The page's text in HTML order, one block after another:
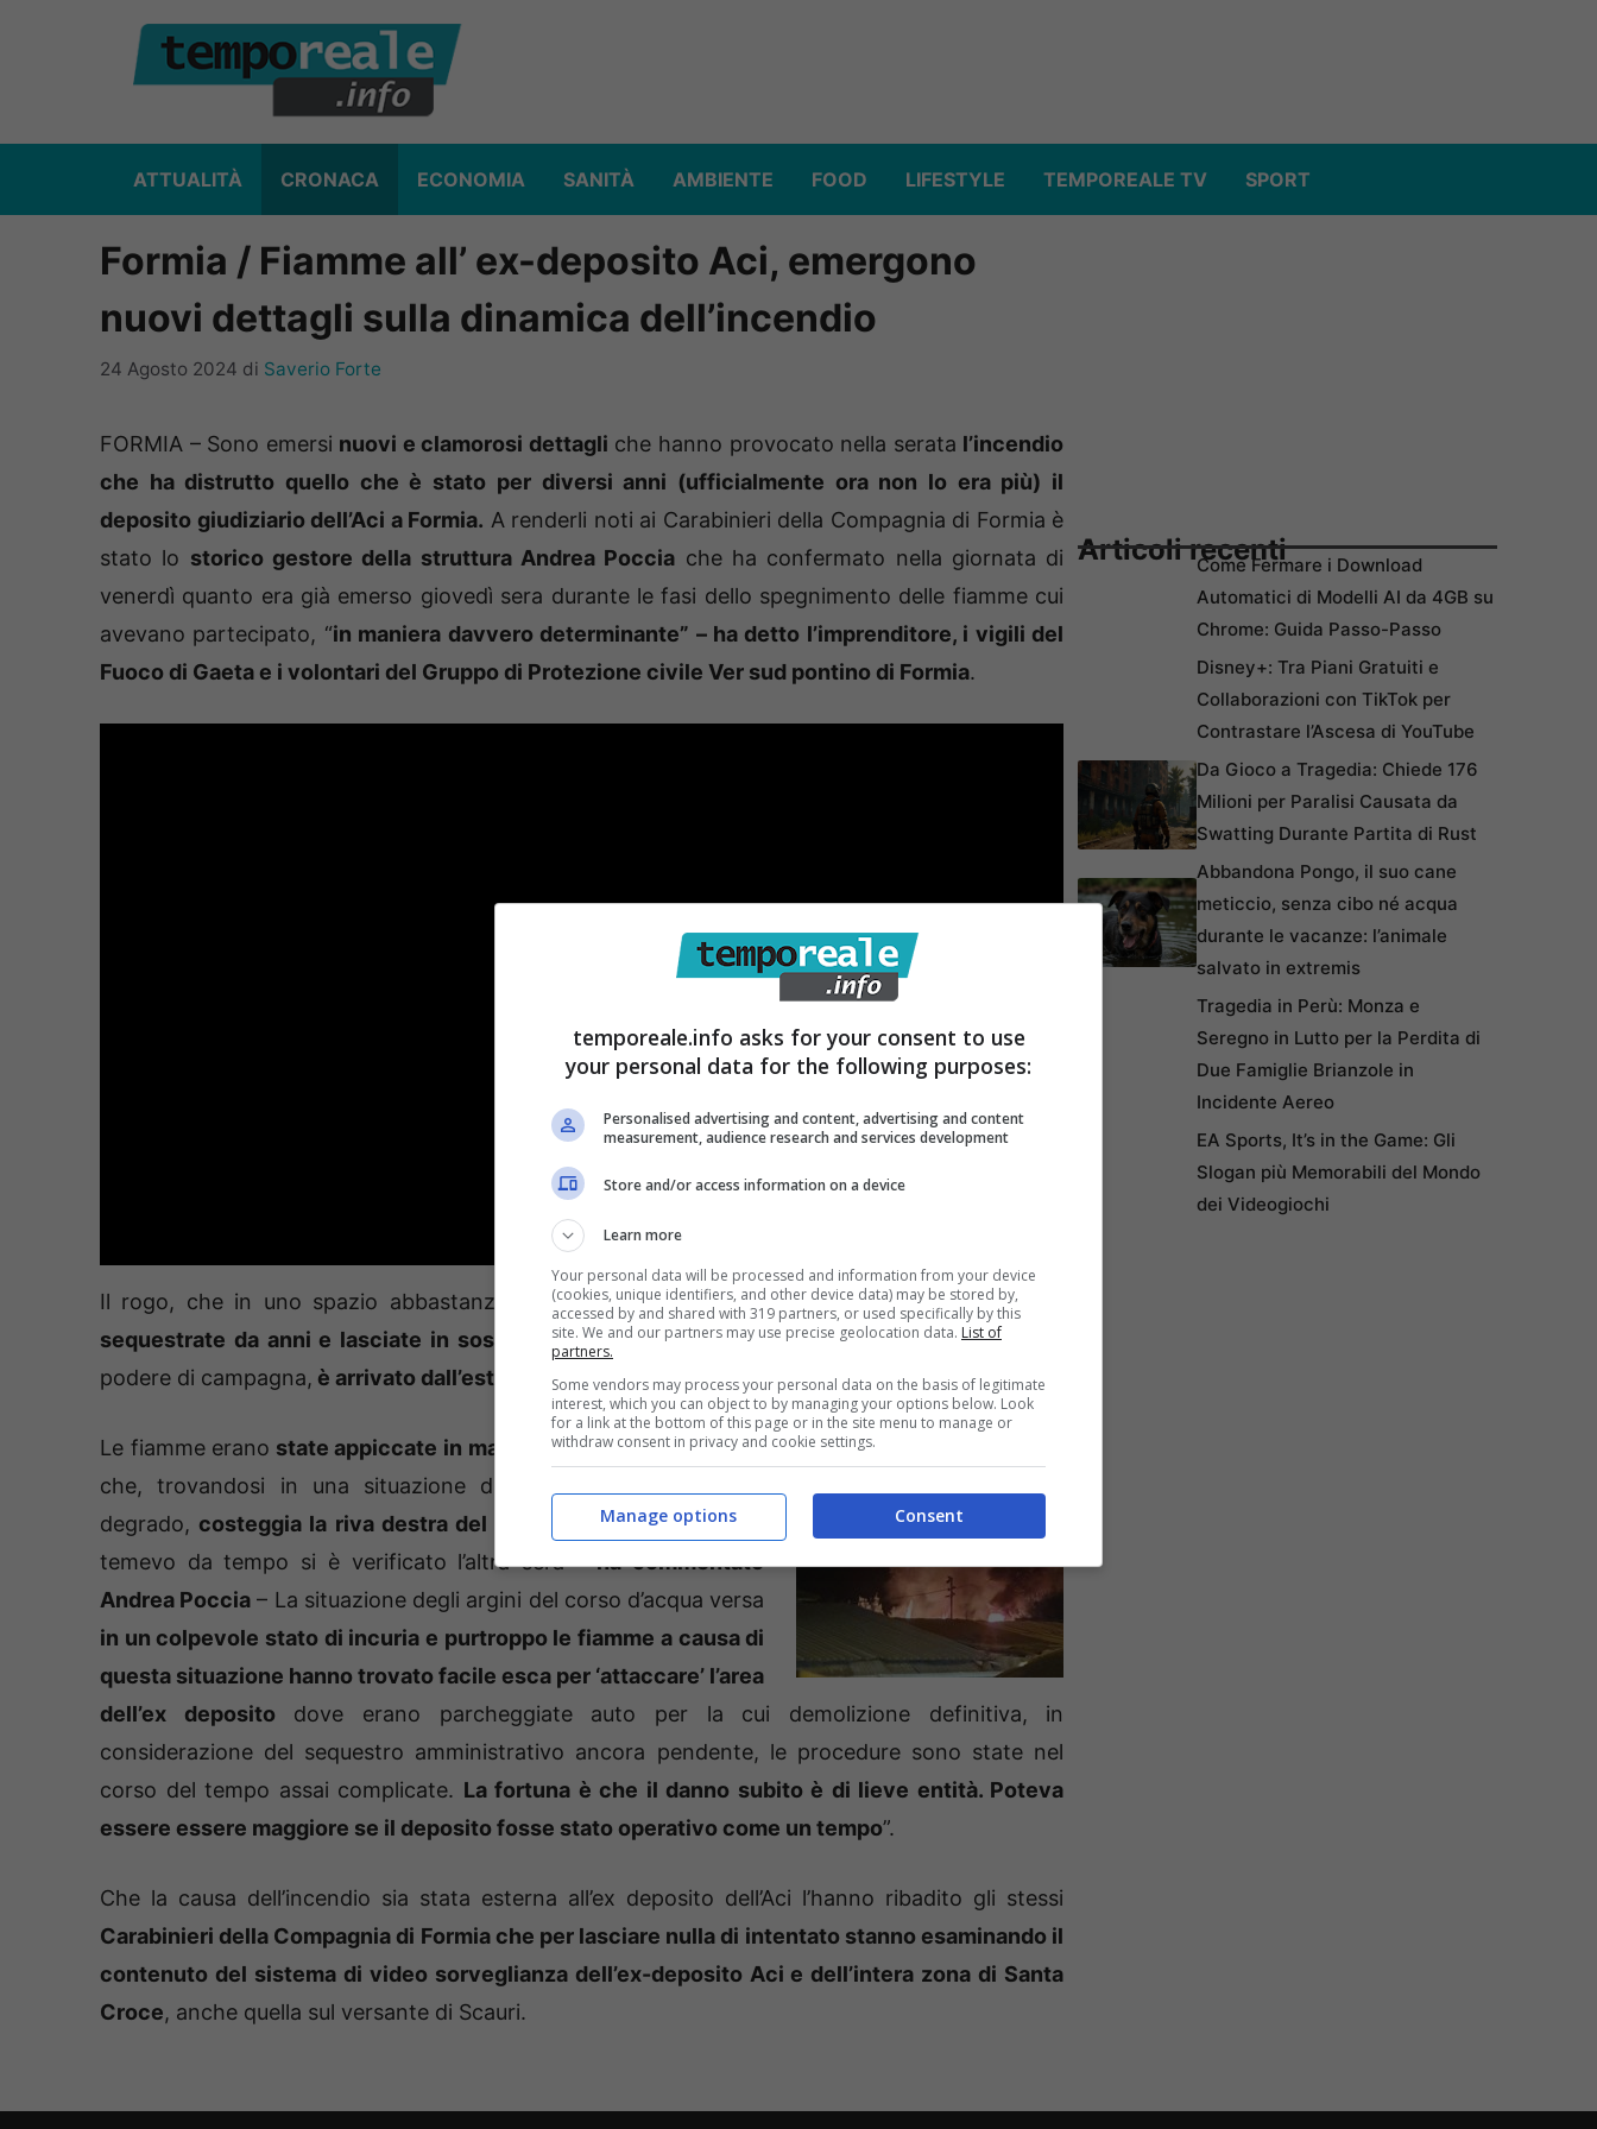
ATTUALITÀ CRONACA ECONOMIA SANITÀ AMBIENTE FOOD LIFESTYLE TEMPOREALE TV SPORT
Formia / Fiamme all’ ex-deposito Aci, emergono
nuovi dettagli sulla dinamica dell’incendio
24 Agosto 2024 di Saverio Forte
FORMIA – Sono emersi nuovi e clamorosi dettagli che hanno provocato nella serata l’incendio
che ha distrutto quello che è stato per diversi anni (ufficialmente ora non lo era più) il
deposito giudiziario dell’Aci a Formia. A renderli noti ai Carabinieri della Compagnia di Formia è
stato lo storico gestore della struttura Andrea Poccia che ha confermato nella giornata di
venerdì quanto era già emerso giovedì sera durante le fasi dello spegnimento delle fiamme cui
avevano partecipato, “in maniera davvero determinante” – ha detto l’imprenditore, i vigili del
Fuoco di Gaeta e i volontari del Gruppo di Protezione civile Ver sud pontino di Formia.
Il rogo, che in uno spazio abbastanza ristrettoha incenerito otto auto di privati cittadini
sequestrate da anni e lasciate in sosta
questo abbandonato
podere di campagna, è arrivato dall’esterno dell’ex deposito Aci.
Le fiamme erano state appiccate in maniera dolosa in un terreno
che, trovandosi in una situazione di completo abbandono e
degrado, costeggia la riva destra del Rio Santa Croce. “Quanto
temevo da tempo si è verificato l’altra sera –ha commentato
Andrea Poccia – La situazione degli argini del corso d’acqua versa
in un colpevole stato di incuria e purtroppo le fiamme a causa di
questa situazione hanno trovato facile esca per ‘attaccare’ l’area
dell’ex depositodove erano parcheggiate auto per la cui demolizione definitiva, in
considerazione del sequestro amministrativo ancora pendente, le procedure sono state nel
corso del tempo assai complicate. La fortuna è che il danno subito è di lieve entità. Poteva
essere essere maggiore se il deposito fosse stato operativo come un tempo”.
Che la causa dell’incendio sia stata esterna all’ex deposito dell’Aci l’hanno ribadito gli stessi
Carabinieri della Compagnia di Formia che per lasciare nulla di intentato stanno esaminando il
contenuto del sistema di video sorveglianza dell’ex-deposito Aci e dell’intera zona di Santa
Croce, anche quella sul versante di Scauri.
Articoli recentiCome Fermare i Download
Automatici di Modelli AI da 4GB su
Chrome: Guida Passo-Passo
Disney+: Tra Piani Gratuiti e
Collaborazioni con TikTok per
Contrastare l’Ascesa di YouTube
Da Gioco a Tragedia: Chiede 176
Milioni per Paralisi Causata da
Swatting Durante Partita di Rust
Abbandona Pongo, il suo cane
meticcio, senza cibo né acqua
durante le vacanze: l’animale
salvato in extremis
Tragedia in Perù: Monza e
Seregno in Lutto per la Perdita di
Due Famiglie Brianzole in
Incidente Aereo
EA Sports, It’s in the Game: Gli
Slogan più Memorabili del Mondo
dei Videogiochi
temporeale.info asks for your consent to use
your personal data for the following purposes:
Personalised advertising and content, advertising and content
measurement, audience research and services development
Store and/or access information on a device
Learn more
Your personal data will be processed and information from your device
(cookies, unique identifiers, and other device data) may be stored by,
accessed by and shared with 319 partners, or used specifically by this
site. We and our partners may use precise geolocation data. List of
partners.
Some vendors may process your personal data on the basis of legitimate
interest, which you can object to by managing your options below. Look
for a link at the bottom of this page or in the site menu to manage or
withdraw consent in privacy and cookie settings.
Consent
Manage options